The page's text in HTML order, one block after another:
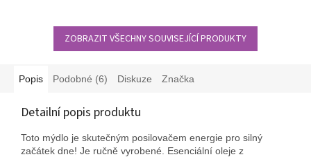
ZOBRAZIT VŠECHNY SOUVISEJÍCÍ PRODUKTY
Popis Podobné (6) Diskuze Značka
Detailní popis produktu
Toto mýdlo je skutečným posilovačem energie pro silný
začátek dne! Je ručně vyrobené.
Esenciální oleje z